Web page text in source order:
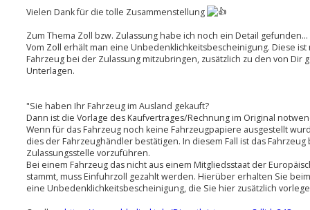
a
Vielen Dank für die tolle Zusammenstellung
Zum Thema Zoll bzw. Zulassung habe ich noch ein Detail gefunden...
Vom Zoll erhält man eine Unbedenklichkeitsbescheinigung. Diese
Fahrzeug bei der Zulassung mitzubringen, zusätzlich zu den von Dir
Unterlagen.
"Sie haben Ihr Fahrzeug im Ausland gekauft?
Dann ist die Vorlage des Kaufvertrages/Rechnung im Original
Wenn für das Fahrzeug noch keine Fahrzeugpapiere ausgestellt
dies der Fahrzeughändler bestätigen. In diesem Fall ist das Fahrzeug
Zulassungsstelle vorzuführen.
Bei einem Fahrzeug das nicht aus einem Mitgliedsstaat der
stammt, muss Einfuhrzoll gezahlt werden. Hierüber erhalten Sie
eine Unbedenklichkeitsbescheinigung, die Sie hier zusätzlich